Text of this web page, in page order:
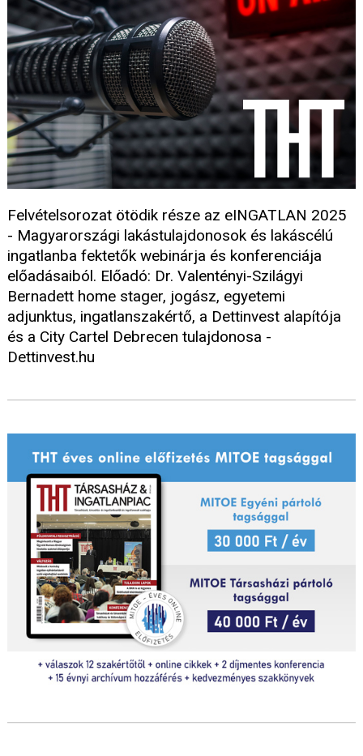
Felvételsorozat ötödik része az eINGATLAN 2025
- Magyarországi lakástulajdonosok és lakáscélú
ingatlanba fektetők webinárja és konferenciája
előadásaiból. Előadó: Dr. Valentényi-Szilágyi
Bernadett home stager, jogász, egyetemi
adjunktus, ingatlanszakértő, a Dettinvest alapítója
és a City Cartel Debrecen tulajdonosa -
Dettinvest.hu